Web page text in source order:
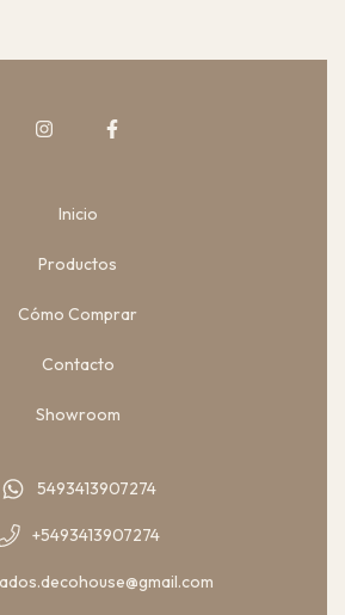
Inicio
Productos
Cómo Comprar
Contacto
Showroom
5493413907274
+5493413907274